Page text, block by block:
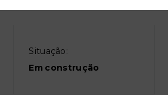
Situação:
Em construção